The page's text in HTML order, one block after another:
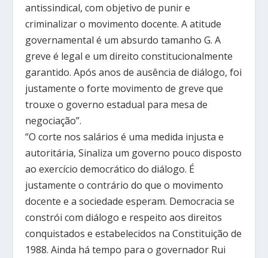
antissindical, com objetivo de punir e
criminalizar o movimento docente. A atitude
governamental é um absurdo tamanho G. A
greve é legal e um direito constitucionalmente
garantido. Após anos de ausência de diálogo, foi
justamente o forte movimento de greve que
trouxe o governo estadual para mesa de
negociação”.
“O corte nos salários é uma medida injusta e
autoritária, Sinaliza um governo pouco disposto
ao exercício democrático do diálogo. É
justamente o contrário do que o movimento
docente e a sociedade esperam. Democracia se
constrói com diálogo e respeito aos direitos
conquistados e estabelecidos na Constituição de
1988. Ainda há tempo para o governador Rui